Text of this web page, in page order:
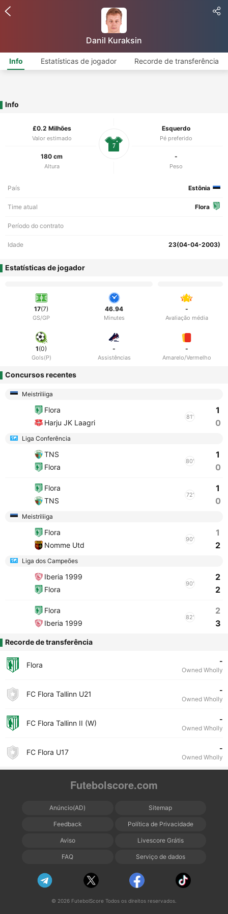
Danil Kuraksin
Info Estatísticas de jogador Recorde de transferência
Info
£0.2 Milhões
Valor estimado
Esquerdo
Pé preferido
180 cm
Altura
-
Peso
7
País Estônia
Time atual Flora
Período do contrato
Idade 23(04-04-2003)
Estatísticas de jogador
17(7)
GS/GP
46.94
Minutes
-
Avaliação média
1(0)
Gols(P)
-
Assistências
-
Amarelo/Vermelho
Concursos recentes
Meistriliiga
Flora
Harju JK Laagri
81'
1
0
Liga Conferência
TNS
Flora
80'
1
0
Flora
TNS
72'
1
0
Meistriliiga
Flora
Nomme Utd
90'
1
2
Liga dos Campeões
Iberia 1999
Flora
90'
2
2
Flora
Iberia 1999
82'
2
3
Recorde de transferência
Flora -
Owned Wholly
FC Flora Tallinn U21 -
Owned Wholly
FC Flora Tallinn II (W) -
Owned Wholly
FC Flora U17 -
Owned Wholly
Futebolscore.com
Anúncio(AD) Sitemap
Feedback Política de Privacidade
Aviso Livescore Grátis
FAQ Serviço de dados
© 2026 FutebolScore Todos os direitos reservados.